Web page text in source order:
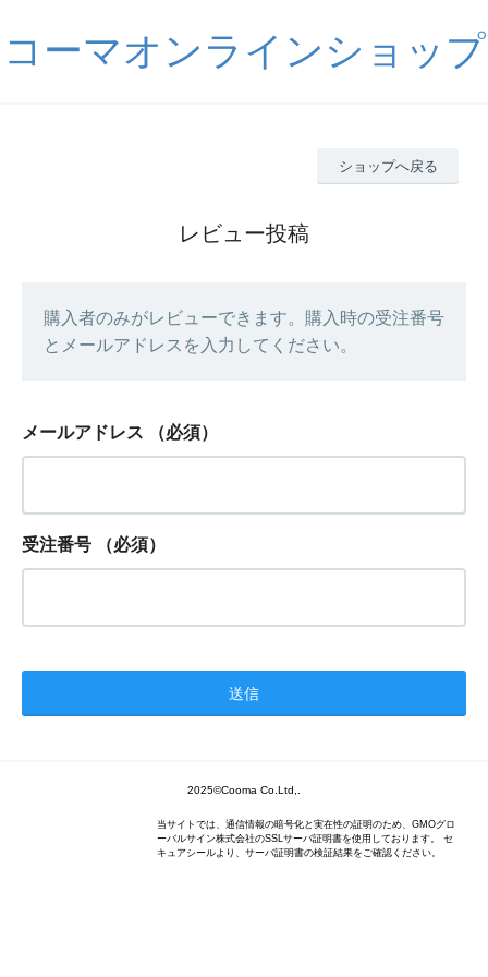
コーマオンラインショップ
ショップへ戻る
レビュー投稿
購入者のみがレビューできます。購入時の受注番号
とメールアドレスを入力してください。
メールアドレス （必須）
受注番号 （必須）
2025©Cooma Co.Ltd,.
当サイトでは、通信情報の暗号化と実在性の証明のため、GMOグロ
ーバルサイン株式会社のSSLサーバ証明書を使用しております。 セ
キュアシールより、サーバ証明書の検証結果をご確認ください。